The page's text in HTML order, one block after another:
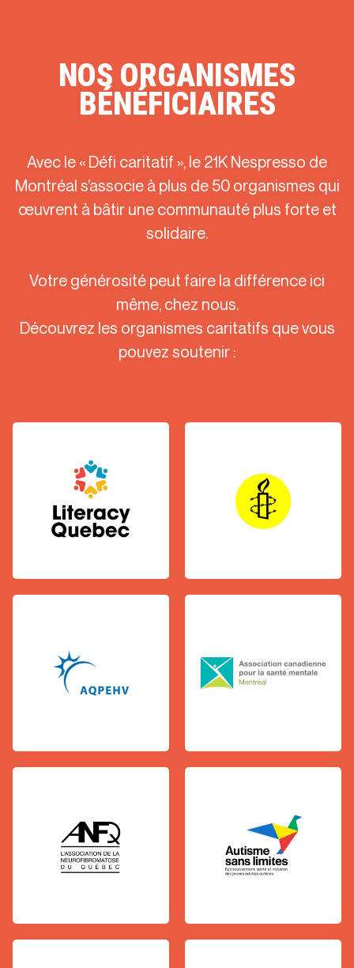
NOS ORGANISMES
BÉNÉFICIAIRES
Avec le « Défi caritatif », le 21K Nespresso de
Montréal s’associe à plus de 50 organismes qui
œuvrent à bâtir une communauté plus forte et
solidaire.
Votre générosité peut faire la différence ici
même, chez nous.
Découvrez les organismes caritatifs que vous
pouvez soutenir :